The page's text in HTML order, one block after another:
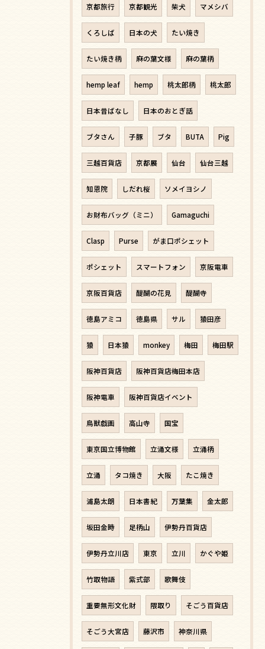
京都旅行 京都観光 柴犬 マメシバ
くろしば 日本の犬 たい焼き
たい焼き柄 麻の葉文様 麻の葉柄
hemp leaf hemp 桃太郎柄 桃太郎
日本昔ばなし 日本のおとぎ話
ブタさん 子豚 ブタ BUTA Pig
三越百貨店 京都展 仙台 仙台三越
知恩院 しだれ桜 ソメイヨシノ
お財布バッグ（ミニ） Gamaguchi
Clasp Purse がま口ポシェット
ポシェット スマートフォン 京阪電車
京阪百貨店 醍醐の花見 醍醐寺
徳島アミコ 徳島県 サル 猿田彦
猿 日本猿 monkey 梅田 梅田駅
阪神百貨店 阪神百貨店梅田本店
阪神電車 阪神百貨店イベント
鳥獣戯画 高山寺 国宝
東京国立博物館 立涌文様 立涌柄
立涌 タコ焼き 大阪 たこ焼き
浦島太朗 日本書紀 万葉集 金太郎
坂田金時 足柄山 伊勢丹百貨店
伊勢丹立川店 東京 立川 かぐや姫
竹取物語 紫式部 歌舞伎
重要無形文化財 隈取り そごう百貨店
そごう大宮店 藤沢市 神奈川県